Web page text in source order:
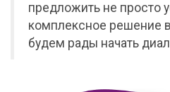
предложить не просто
комплексное решение
будем рады начать